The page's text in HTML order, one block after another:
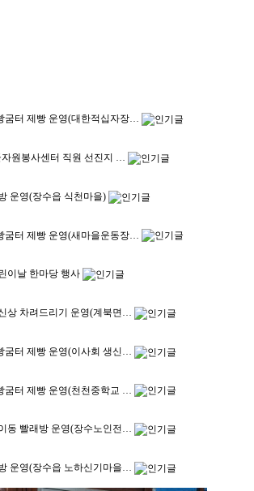
굼터 제빵 운영(대한적십자장…
원봉사센터 직원 선진지 …
운영(장수읍 식천마을)
굼터 제빵 운영(새마을운동장…
이날 한마당 행사
상 차려드리기 운영(계북면…
굼터 제빵 운영(이사회 생신…
굼터 제빵 운영(천천중학교 …
동 빨래방 운영(장수노인전…
운영(장수읍 노하신기마을…